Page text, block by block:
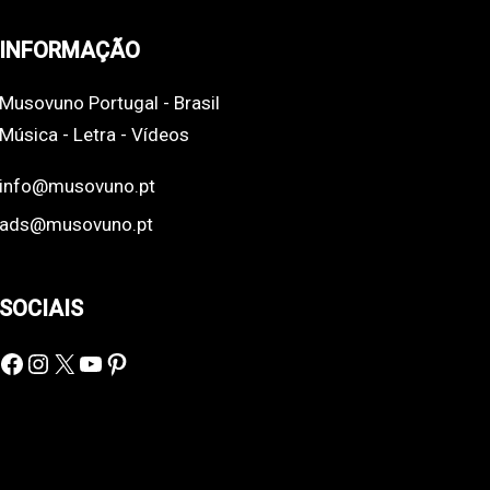
INFORMAÇÃO
Musovuno Portugal - Brasil
Música - Letra - Vídeos
info@musovuno.pt
ads@musovuno.pt
SOCIAIS
Facebook
Instagram
X YouTube
Pinterest